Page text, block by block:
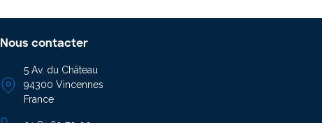
Nous contacter
5 Av. du Château
94300 Vincennes
France